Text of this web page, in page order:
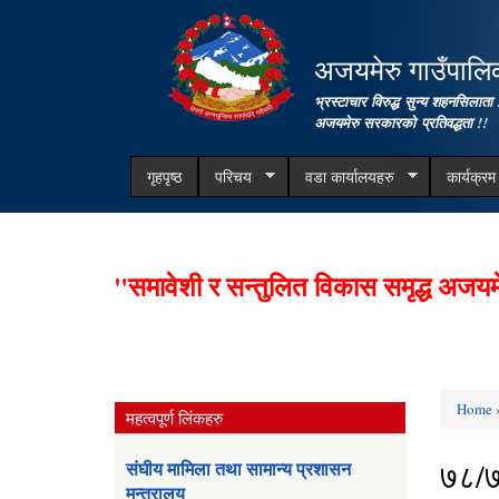
अजयमेरु
भ्रस्टाचार विरुद्ध सुन्य शहनसिलाता
अजयमेरु सरकारको प्रतिवद्धता !!
गृहपृष्ठ परिचय वडा कार्यालयहरु
"समावेशी र सन्तुलित विकास समृद्ध
महत्वपूर्ण लिंकहरु
संघीय मामिला तथा सामान्य प्रशासन
मन्त्रालय
Home
७८/